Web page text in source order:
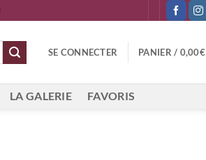
SE CONNECTER PANIER / 0,00€
LA GALERIE FAVORIS